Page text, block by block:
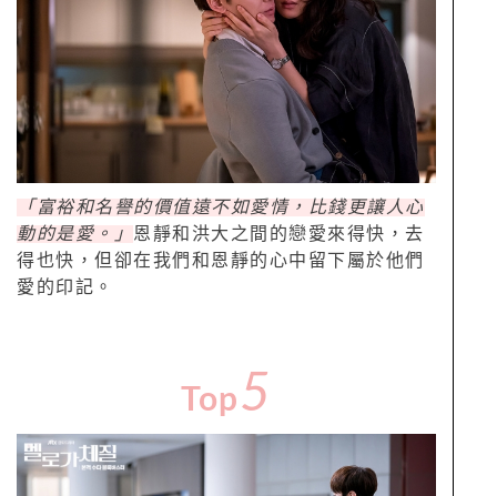
「富裕和名譽的價值遠不如愛情，比錢更讓人心
動的是愛。」 恩靜和洪大之間的戀愛來得快，去
得也快，但卻在我們和恩靜的心中留下屬於他們
愛的印記。
Top5